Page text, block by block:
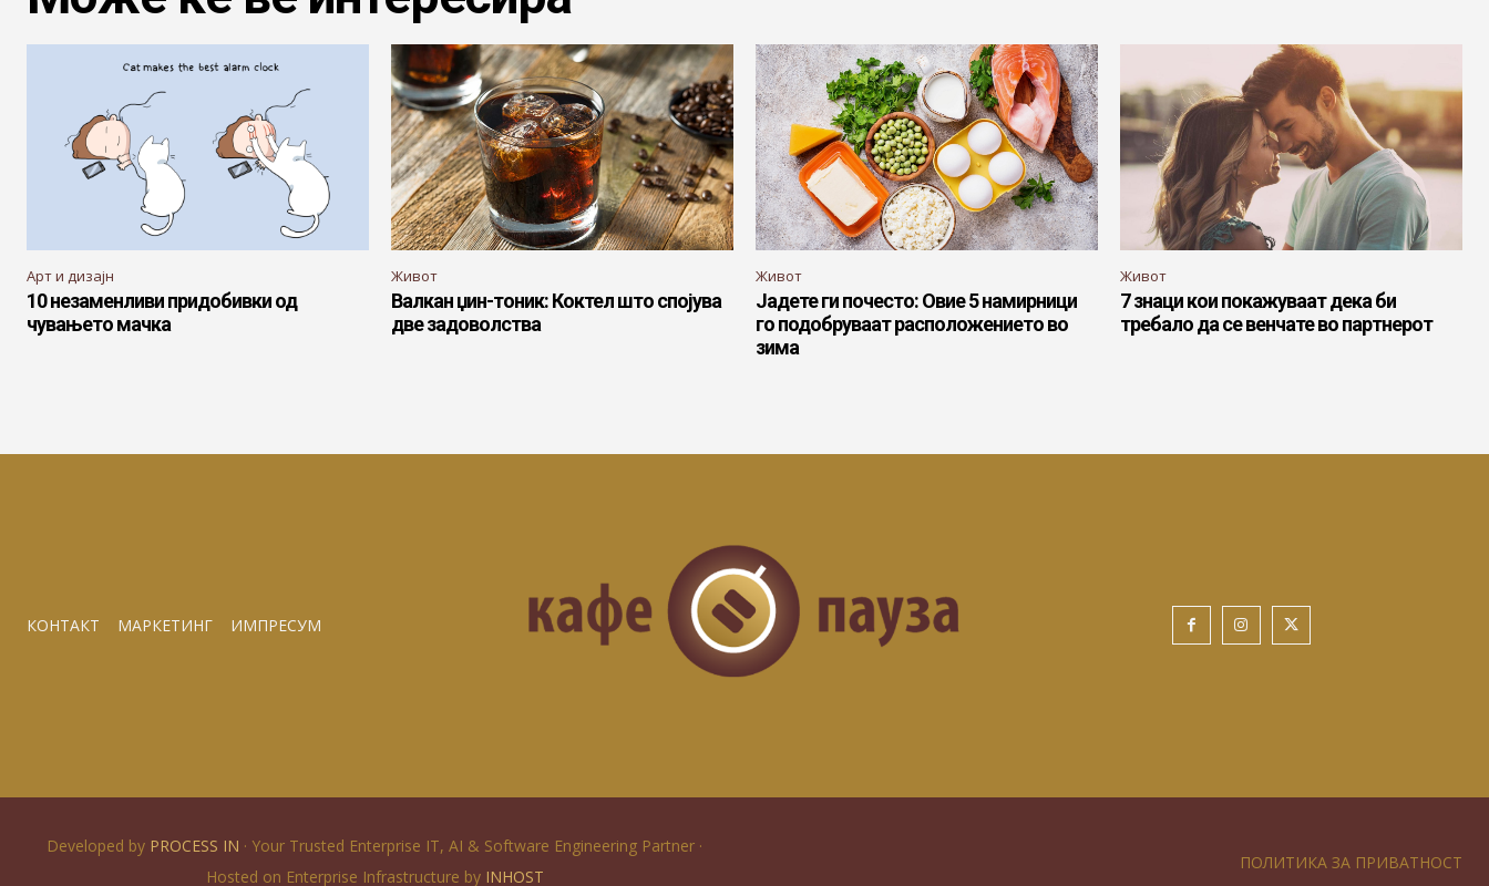
Арт и дизајн
10 незаменливи придобивки од
чувањето мачка
Живот
Валкан џин-тоник: Коктел што спојува
две задоволства
Живот
Јадете ги почесто: Овие 5 намирници
го подобруваат расположението во
зима
Живот
7 знаци кои покажуваат дека би
требало да се венчате во партнерот
КОНТАКТ МАРКЕТИНГ ИМПРЕСУМ
Developed by PROCESS IN · Your Trusted Enterprise IT, AI & Software Engineering Partner ·
Hosted on Enterprise Infrastructure by INHOST
ПОЛИТИКА ЗА ПРИВАТНОСТ